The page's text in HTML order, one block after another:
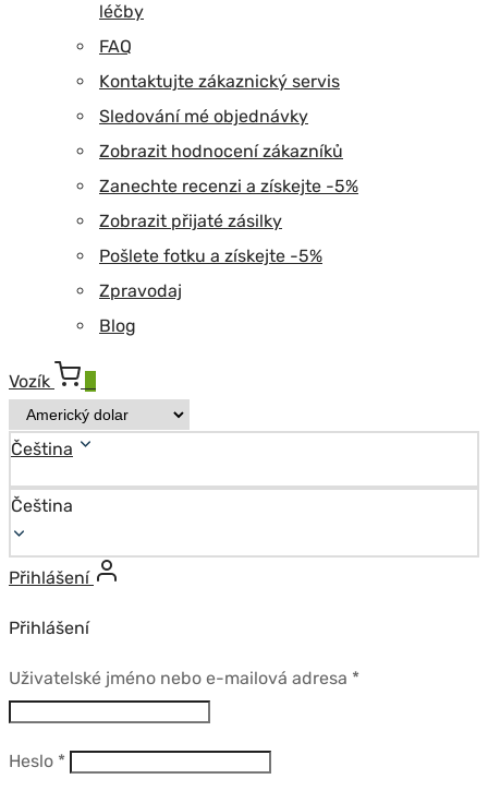
léčby
FAQ
Kontaktujte zákaznický servis
Sledování mé objednávky
Zobrazit hodnocení zákazníků
Zanechte recenzi a získejte -5%
Zobrazit přijaté zásilky
Pošlete fotku a získejte -5%
Zpravodaj
Blog
Vozík
Čeština
Čeština
Přihlášení
Přihlášení
Uživatelské jméno nebo e-mailová adresa *Povinné
Heslo *Povinné